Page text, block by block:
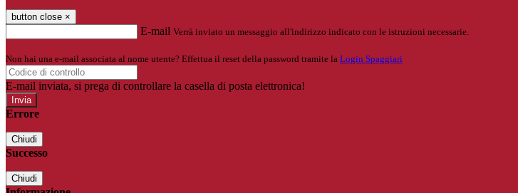
button close ×
E-mail Verrà inviato un messaggio all'indirizzo indicato con le istruzioni necessarie.
Non hai una e-mail associata al nome utente? Effettua il reset della password tramite la Login Spaggiari
E-mail inviata, si prega di controllare la casella di posta elettronica!
Errore
Chiudi
Successo
Chiudi